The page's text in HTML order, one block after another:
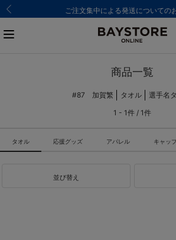
ご注文集中による発送についての
商品一覧
#87 加賀繁 タオル
選手名
1 - 1件 / 1件
タオル 応援グッズ アパレル キャッ
並び替え